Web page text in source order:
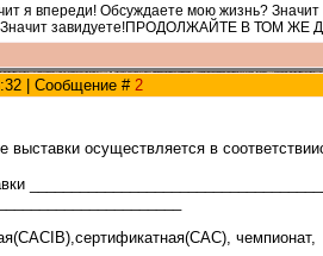
я впереди! Обсуждаете мою жизнь?
Значит завидуете!ПРОДОЛЖАЙТЕ В ТОМ ЖЕ
| Сообщение # 2
выставки осуществляется в
чемпионат,